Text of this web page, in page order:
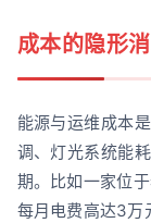
成本的隐形
能源与运维成本
调、灯光系统能
期。比如一家位
每月电费高达3万